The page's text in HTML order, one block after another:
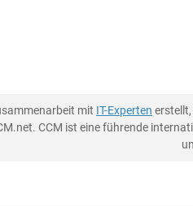
mit IT-Experten
CCM ist eine führende